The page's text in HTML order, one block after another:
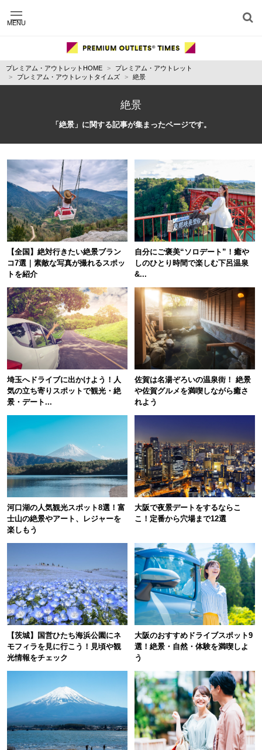
MENU
施設別に記事を探す
運営会社
利用規約
プレミアム・アウトレットHOME
プレミアム・アウトレット
プレミアム・アウトレットタイムズ
絶景
絶景
「絶景」に関する記事が集まったページです。
【全国】絶対行きたい絶景ブラン
コ7選｜素敵な写真が撮れるスポッ
トを紹介
自分にご褒美“ソロデート”！癒や
しのひとり時間で楽しむ下呂温泉
&...
埼玉へドライブに出かけよう！人
気の立ち寄りスポットで観光・絶
景・デート...
佐賀は名湯ぞろいの温泉街！ 絶景
や佐賀グルメを満喫しながら癒さ
れよう
河口湖の人気観光スポット8選！富
士山の絶景やアート、レジャーを
楽しもう
大阪で夜景デートをするならこ
こ！定番から穴場まで12選
【茨城】国営ひたち海浜公園にネ
モフィラを見に行こう！見頃や観
光情報をチェック
大阪のおすすめドライブスポット9
選！絶景・自然・体験を満喫しよ
う